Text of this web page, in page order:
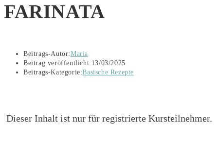
FARINATA
Beitrags-Autor:Maria
Beitrag veröffentlicht: 13/03/2025
Beitrags-Kategorie:Basische Rezepte
Dieser Inhalt ist nur für registrierte Kursteilnehmer.